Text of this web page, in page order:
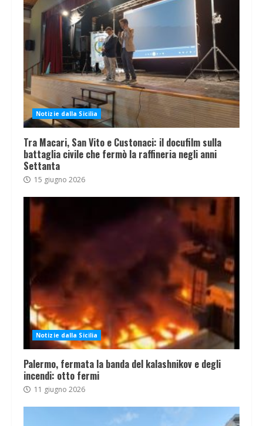
Notizie dalla Sicilia
Tra Macari, San Vito e Custonaci: il docufilm sulla
battaglia civile che fermò la raffineria negli anni
Settanta
15 giugno 2026
Notizie dalla Sicilia
Palermo, fermata la banda del kalashnikov e degli
incendi: otto fermi
11 giugno 2026